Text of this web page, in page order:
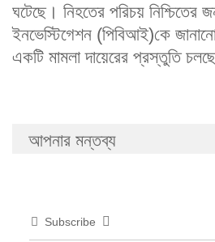
ঘটেছে। নিহতের পরিচয়
ইনভেস্টিগেশন (পিবিআই)কে
একটি মামলা দায়েরের প্রস্তুতি
আপনার মন্তব্য
Subscribe